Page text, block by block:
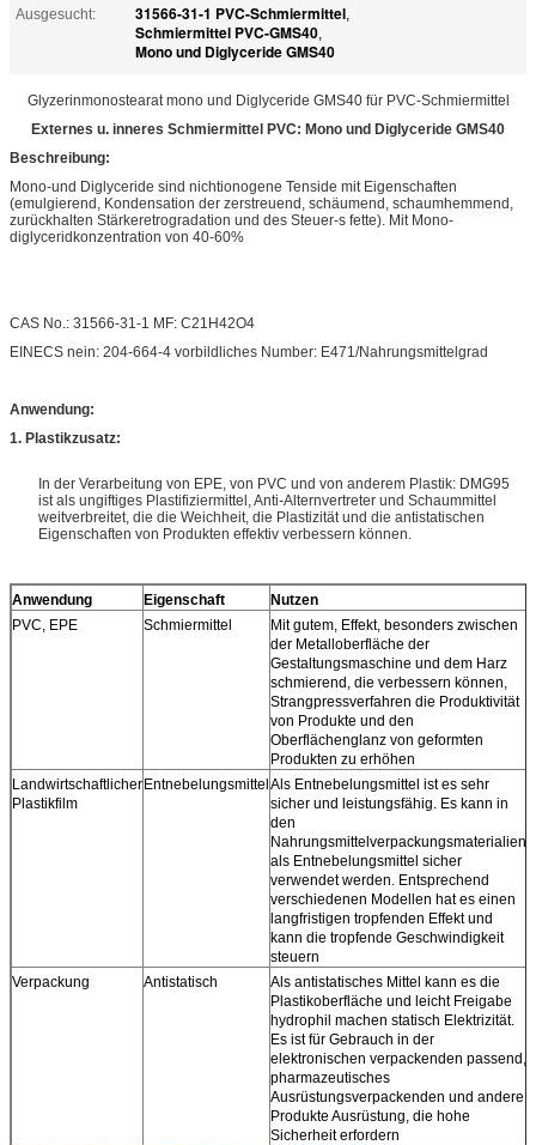
Ausgesucht:
31566-31-1 PVC-Schmiermittel,
Schmiermittel PVC-GMS40,
Mono und Diglyceride GMS40
Glyzerinmonostearat mono und Diglyceride GMS40 für PVC-Schmiermittel
Externes u. inneres Schmiermittel PVC: Mono und Diglyceride GMS40
Beschreibung:
Mono-und Diglyceride sind nichtionogene Tenside mit Eigenschaften
(emulgierend, Kondensation der zerstreuend, schäumend, schaumhemmend,
zurückhalten Stärkeretrogradation und des Steuer-s fette). Mit Mono-
diglyceridkonzentration von 40-60%
CAS No.: 31566-31-1 MF: C21H42O4
EINECS nein: 204-664-4 vorbildliches Number: E471/Nahrungsmittelgrad
Anwendung:
1. Plastikzusatz:
In der Verarbeitung von EPE, von PVC und von anderem Plastik: DMG95
ist als ungiftiges Plastifiziermittel, Anti-Alternvertreter und Schaummittel
weitverbreitet, die die Weichheit, die Plastizität und die antistatischen
Eigenschaften von Produkten effektiv verbessern können.
Anwendung Eigenschaft
Nutzen
PVC, EPE
Schmiermittel
Mit gutem, Effekt, besonders zwischen
der Metalloberfläche der
Gestaltungsmaschine und dem Harz
schmierend, die verbessern können,
Strangpressverfahren die Produktivität
von Produkte und den
Oberflächenglanz von geformten
Produkten zu erhöhen
Landwirtschaftlicher
Plastikfilm
EntnebelungsmittelAls Entnebelungsmittel ist es sehr
sicher und leistungsfähig. Es kann in
den
Nahrungsmittelverpackungsmaterialien
als Entnebelungsmittel sicher
verwendet werden. Entsprechend
verschiedenen Modellen hat es einen
langfristigen tropfenden Effekt und
kann die tropfende Geschwindigkeit
steuern
Verpackung
Antistatisch
Als antistatisches Mittel kann es die
Plastikoberfläche und leicht Freigabe
hydrophil machen statisch Elektrizität.
Es ist für Gebrauch in der
elektronischen verpackenden passend,
pharmazeutisches
Ausrüstungsverpackenden und andere
Produkte Ausrüstung, die hohe
Sicherheit erfordern